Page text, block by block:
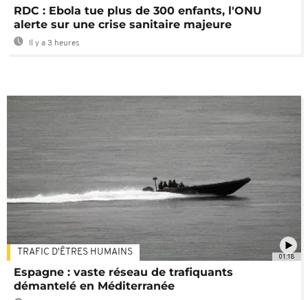
RDC : Ebola tue plus de 300 enfants, l'ONU
alerte sur une crise sanitaire majeure
Il y a 3 heures
01:18
TRAFIC D'ÊTRES HUMAINS
Espagne : vaste réseau de trafiquants
démantelé en Méditerranée